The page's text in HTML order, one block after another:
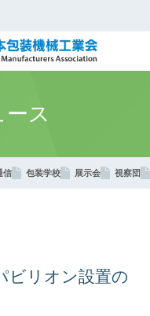
ス
信 包装学校 展示会 視察団
ビリオン設置の